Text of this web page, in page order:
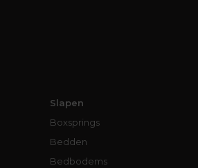
Slapen
Boxsprings
Bedden
Bedbodems